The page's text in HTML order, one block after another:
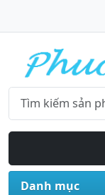
Danh mục